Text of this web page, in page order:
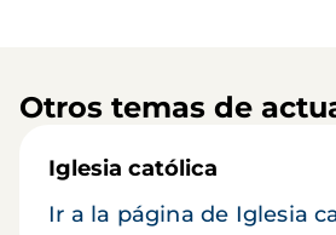
Otros temas de
Iglesia católica
Ir a la página de Iglesia